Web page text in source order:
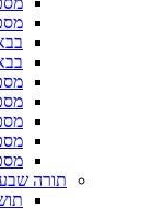
תורה